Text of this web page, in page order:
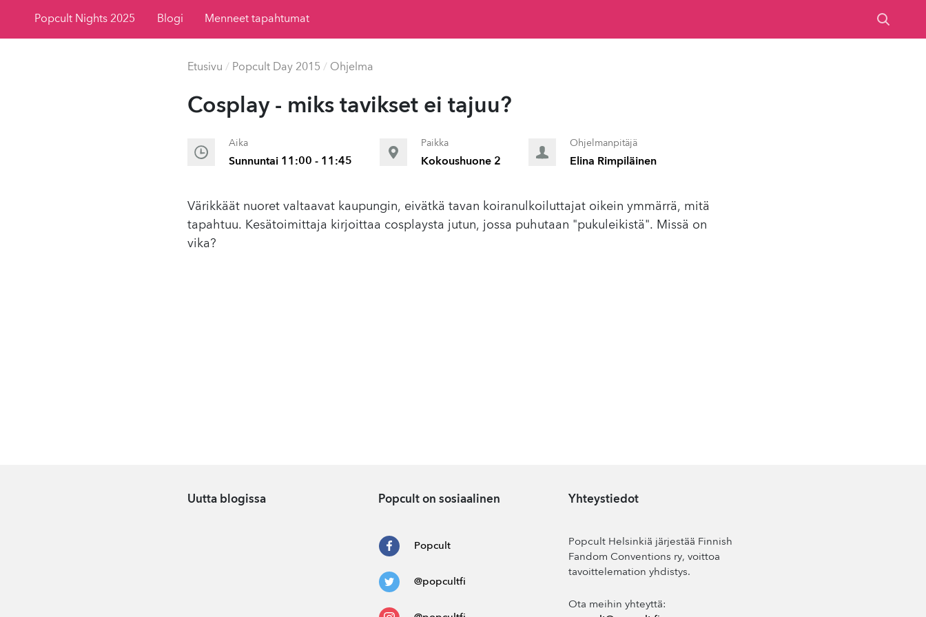
Popcult Nights 2025 Blogi Menneet tapahtumat
Etusivu / Popcult Day 2015 / Ohjelma
Cosplay - miks tavikset ei tajuu?
Aika
Sunnuntai 11:00 - 11:45
Paikka
Kokoushuone 2
Ohjelmanpitäjä
Elina Rimpiläinen
Värikkäät nuoret valtaavat kaupungin, eivätkä tavan koiranulkoiluttajat oikein ymmärrä, mitä
tapahtuu. Kesätoimittaja kirjoittaa cosplaysta jutun, jossa puhutaan "pukuleikistä". Missä on
vika?
Uutta blogissa Popcult on sosiaalinen
Popcult
@popcultfi
Yhteystiedot
Popcult Helsinkiä järjestää Finnish
Fandom Conventions ry, voittoa
tavoittelemation yhdistys.
Ota meihin yhteyttä: